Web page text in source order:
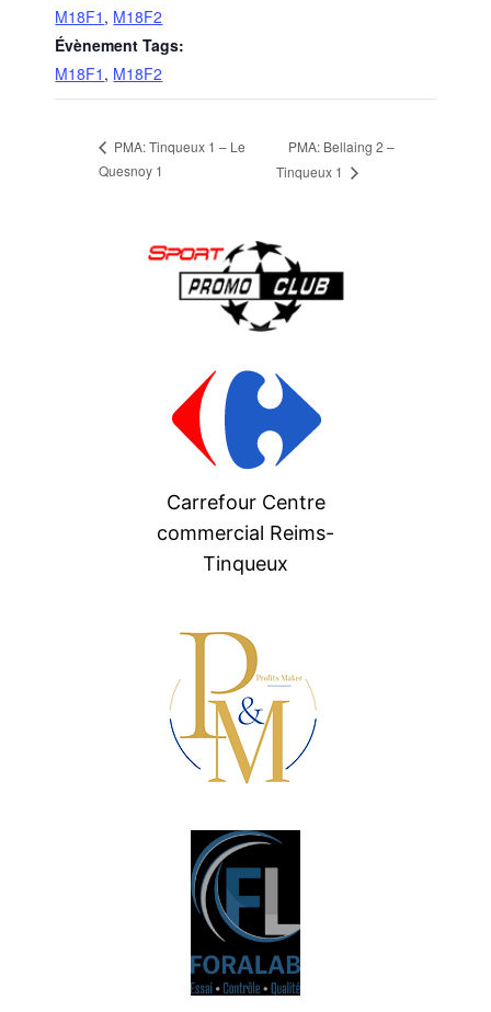
M18F1 , M18F2
Évènement Tags:
M18F1 , M18F2
PMA: Tinqueux 1 – Le
Quesnoy 1
PMA: Bellaing 2 –
Tinqueux 1
Carrefour Centre
commercial Reims-
Tinqueux